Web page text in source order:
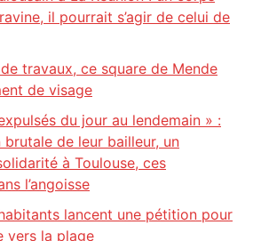
il pourrait s’agir de celui de
travaux, ce square de Mende
de visage
du jour au lendemain » :
de leur bailleur, un
à Toulouse, ces
l’angoisse
lancent une pétition pour
vers la plage